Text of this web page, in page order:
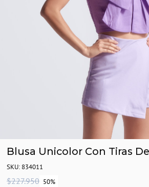
Blusa Unicolor Con Tiras
SKU: 834011
$227.950 50%